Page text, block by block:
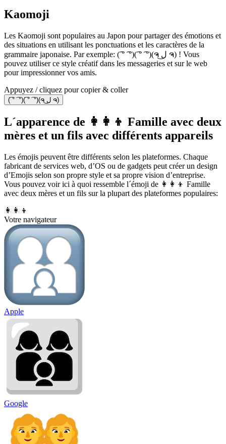
Kaomoji
Les Kaomoji sont populaires au Japon pour partager des émotions et
des situations en utilisant les ponctuations et les caractères de la
grammaire japonaise. Par exemple: (͡ ° ͡ °)(͡ ° ͡ °)(ຈ ل͜ ຈ) ! Vous
pouvez utiliser ce style créatif dans les messageries et sur le web
pour impressionner vos amis.
Appuyez / cliquez pour copier & coller
(͡ ° ͡ °)(͡ ° ͡ °)(ຈ ل͜ ຈ)
L´apparence de 👩‍👩‍👦 Famille avec deux
mères et un fils avec différents appareils
Les émojis peuvent être différents selon les plateformes. Chaque
fabricant de services web, d’OS ou de gadgets peut créer un design
d’Emojis selon son propre style et sa propre vision d’entreprise.
Vous pouvez voir ici à quoi ressemble l´émoji de 👩‍👩‍👦 Famille
avec deux mères et un fils sur la plupart des plateformes populaires:
👩‍👩‍👦
Votre navigateur
Apple
Google